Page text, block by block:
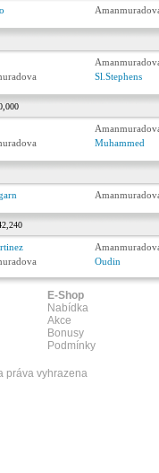
Sl.Stephens
Muhammed
Oudin
E-Shop
Nabídka
Akce
Bonusy
Podmínky
práva vyhrazena